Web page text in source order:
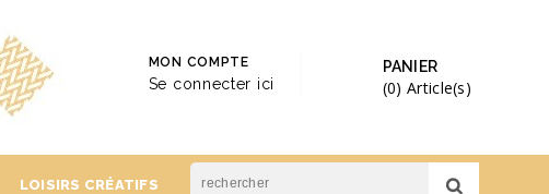
PANIER
(0) Article(s)
MON COMPTE
Se connecter ici
LOISIRS CRÉATIFS